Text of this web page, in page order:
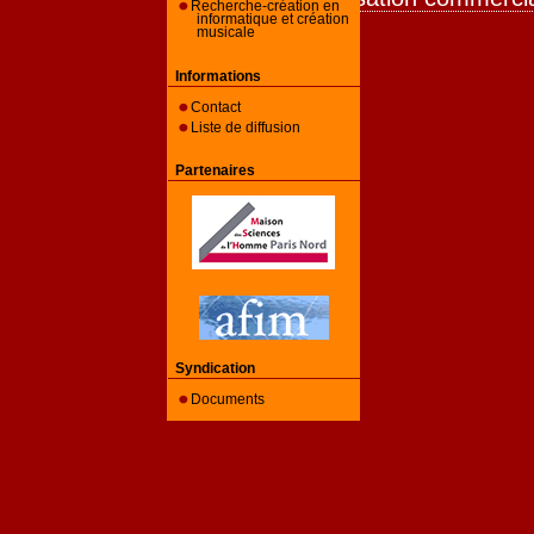
Recherche-création en
informatique et création
musicale
Informations
Contact
Liste de diffusion
Partenaires
Syndication
Documents